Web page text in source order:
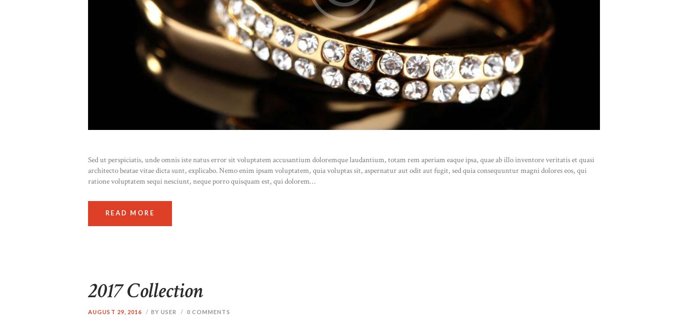
Sed ut perspiciatis, unde omnis iste natus error sit voluptatem accusantium doloremque laudantium, totam rem aperiam eaque ipsa, quae ab illo inventore veritatis et quasi
architecto beatae vitae dicta sunt, explicabo. Nemo enim ipsam voluptatem, quia voluptas sit, aspernatur aut odit aut fugit, sed quia consequuntur magni dolores eos, qui
ratione voluptatem sequi nesciunt, neque porro quisquam est, qui dolorem…
READ MORE
2017 Collection
AUGUST 29, 2016 BY USER 0 COMMENTS